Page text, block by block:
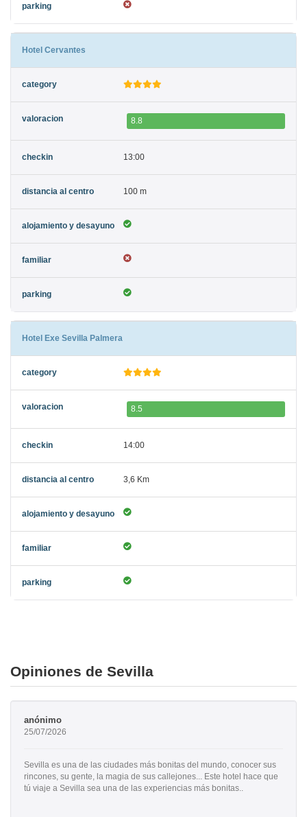
Hotel Cervantes
8.8
13:00
100 m
Hotel Exe Sevilla Palmera
8.5
14:00
3,6 Km
Opiniones de Sevilla
anónimo
25/07/2026
Sevilla es una de las ciudades más bonitas del mundo, conocer sus
rincones, su gente, la magia de sus callejones... Este hotel hace que
tú viaje a Sevilla sea una de las experiencias más bonitas..